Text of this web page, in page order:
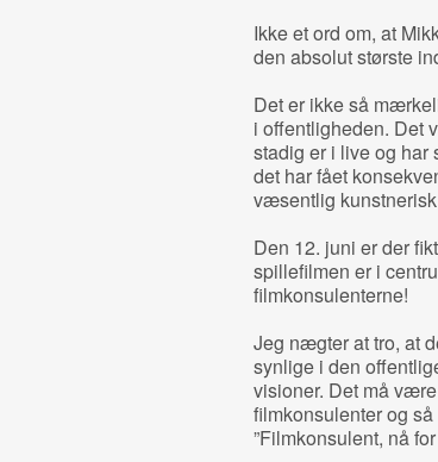
Ikke et ord om, at
den absolut største
Det er ikke så
i offentligheden. Det
stadig er i live og har
det har fået
væsentlig
Den 12. juni er der
spillefilmen er i
filmkonsulenterne!
Jeg nægter at tro, at
synlige i den
visioner. Det må
filmkonsulenter og
”Filmkonsulent, nå